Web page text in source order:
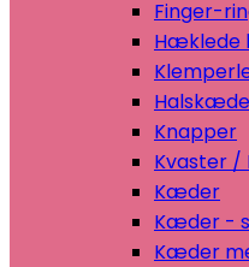
Finger-
Hæklede
Knapper
Kvaster /
Kæder
Kæder -
Kæder